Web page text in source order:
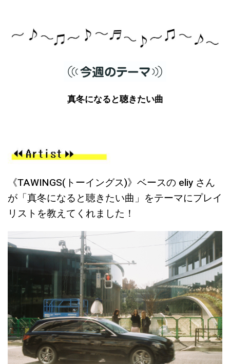
真冬になると聴きたい曲
《TAWINGS(トーイングス)》ベースのeliy さん
が「真冬になると聴きたい曲」をテーマにプレイ
リストを教えてくれました！